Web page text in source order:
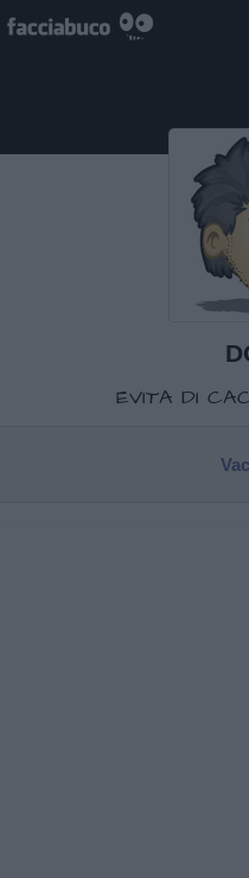
EVITA DI